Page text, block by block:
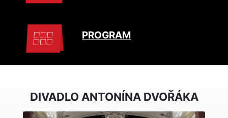
PROGRAM
DIVADLO ANTONÍNA DVOŘÁKA